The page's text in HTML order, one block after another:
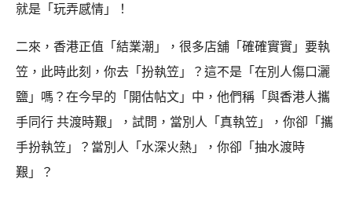
就是「玩弄感情」！
二來，香港正值「結業潮」，很多店舖「確確實實」要執
笠，此時此刻，你去「扮執笠」？這不是「在別人傷口灑
鹽」嗎？在今早的「開估帖文」中，他們稱「與香港人攜
手同行 共渡時艱」，試問，當別人「真執笠」，你卻「攜
手扮執笠」？當別人「水深火熱」，你卻「抽水渡時
艱」？